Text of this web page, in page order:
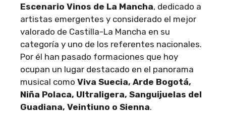
Escenario Vinos de La Mancha, dedicado a
artistas emergentes y considerado el mejor
valorado de Castilla-La Mancha en su
categoría y uno de los referentes nacionales.
Por él han pasado formaciones que hoy
ocupan un lugar destacado en el panorama
musical como Viva Suecia, Arde Bogotá,
Niña Polaca, Ultraligera, Sanguijuelas del
Guadiana, Veintiuno o Sienna.